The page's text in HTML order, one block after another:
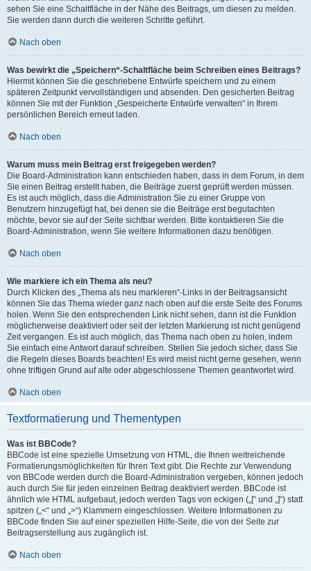
sehen Sie eine Schaltfläche in der Nähe des Beitrags, um diesen zu melden.
Sie werden dann durch die weiteren Schritte geführt.
Nach oben
Was bewirkt die „Speichern“-Schaltfläche beim Schreiben eines Beitrags?
Hiermit können Sie die geschriebene Entwürfe speichern und zu einem
späteren Zeitpunkt vervollständigen und absenden. Den gesicherten Beitrag
können Sie mit der Funktion „Gespeicherte Entwürfe verwalten“ in Ihrem
persönlichen Bereich erneut laden.
Nach oben
Warum muss mein Beitrag erst freigegeben werden?
Die Board-Administration kann entschieden haben, dass in dem Forum, in dem
Sie einen Beitrag erstellt haben, die Beiträge zuerst geprüft werden müssen.
Es ist auch möglich, dass die Administration Sie zu einer Gruppe von
Benutzern hinzugefügt hat, bei denen sie die Beiträge erst begutachten
möchte, bevor sie auf der Seite sichtbar werden. Bitte kontaktieren Sie die
Board-Administration, wenn Sie weitere Informationen dazu benötigen.
Nach oben
Wie markiere ich ein Thema als neu?
Durch Klicken des „Thema als neu markieren“-Links in der Beitragsansicht
können Sie das Thema wieder ganz nach oben auf die erste Seite des Forums
holen. Wenn Sie den entsprechenden Link nicht sehen, dann ist die Funktion
möglicherweise deaktiviert oder seit der letzten Markierung ist nicht genügend
Zeit vergangen. Es ist auch möglich, das Thema nach oben zu holen, indem
Sie einfach eine Antwort darauf schreiben. Stellen Sie jedoch sicher, dass Sie
die Regeln dieses Boards beachten! Es wird meist nicht gerne gesehen, wenn
ohne triftigen Grund auf alte oder abgeschlossene Themen geantwortet wird.
Nach oben
Textformatierung und Thementypen
Was ist BBCode?
BBCode ist eine spezielle Umsetzung von HTML, die Ihnen weitreichende
Formatierungsmöglichkeiten für Ihren Text gibt. Die Rechte zur Verwendung
von BBCode werden durch die Board-Administration vergeben, können jedoch
auch durch Sie für jeden einzelnen Beitrag deaktiviert werden. BBCode ist
ähnlich wie HTML aufgebaut, jedoch werden Tags von eckigen („[“ und „]“) statt
spitzen („<“ und „>“) Klammern eingeschlossen. Weitere Informationen zu
BBCode finden Sie auf einer speziellen Hilfe-Seite, die von der Seite zur
Beitragserstellung aus zugänglich ist.
Nach oben